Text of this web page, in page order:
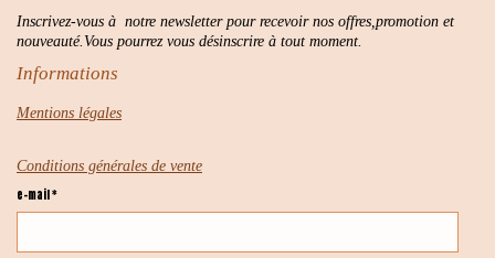
Inscrivez-vous à notre newsletter pour recevoir nos offres,promotion et
nouveauté.Vous pourrez vous désinscrire à tout moment.
Informations
Mentions légales
Conditions générales de vente
e-mail *